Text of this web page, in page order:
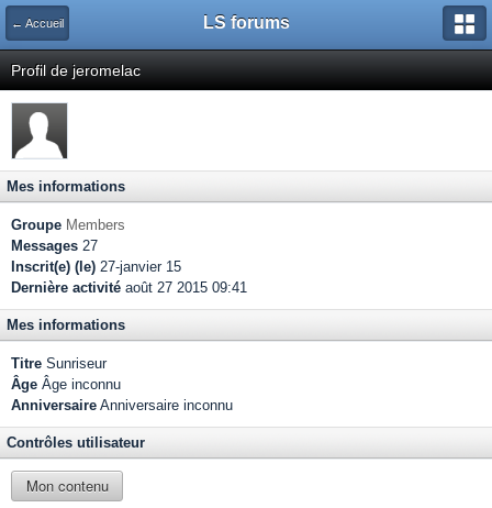
← Accueil LS forums
Profil de jeromelac
Mes informations
Groupe Members
Messages 27
Inscrit(e) (le) 27-janvier 15
Dernière activité août 27 2015 09:41
Mes informations
Titre Sunriseur
Âge Âge inconnu
Anniversaire Anniversaire inconnu
Contrôles utilisateur
Mon contenu